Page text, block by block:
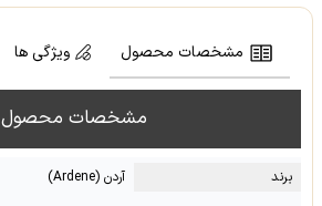
مشخصات محصول ویژگی ها
مشخصات محصول
برند آردن (Ardene)